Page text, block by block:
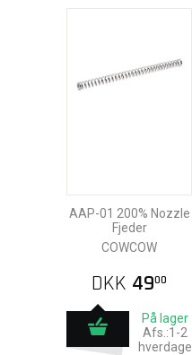
AAP-01 200% Nozzle
Fjeder
COWCOW
DKK 4900
På lager
Afs.:1-2
hverdage